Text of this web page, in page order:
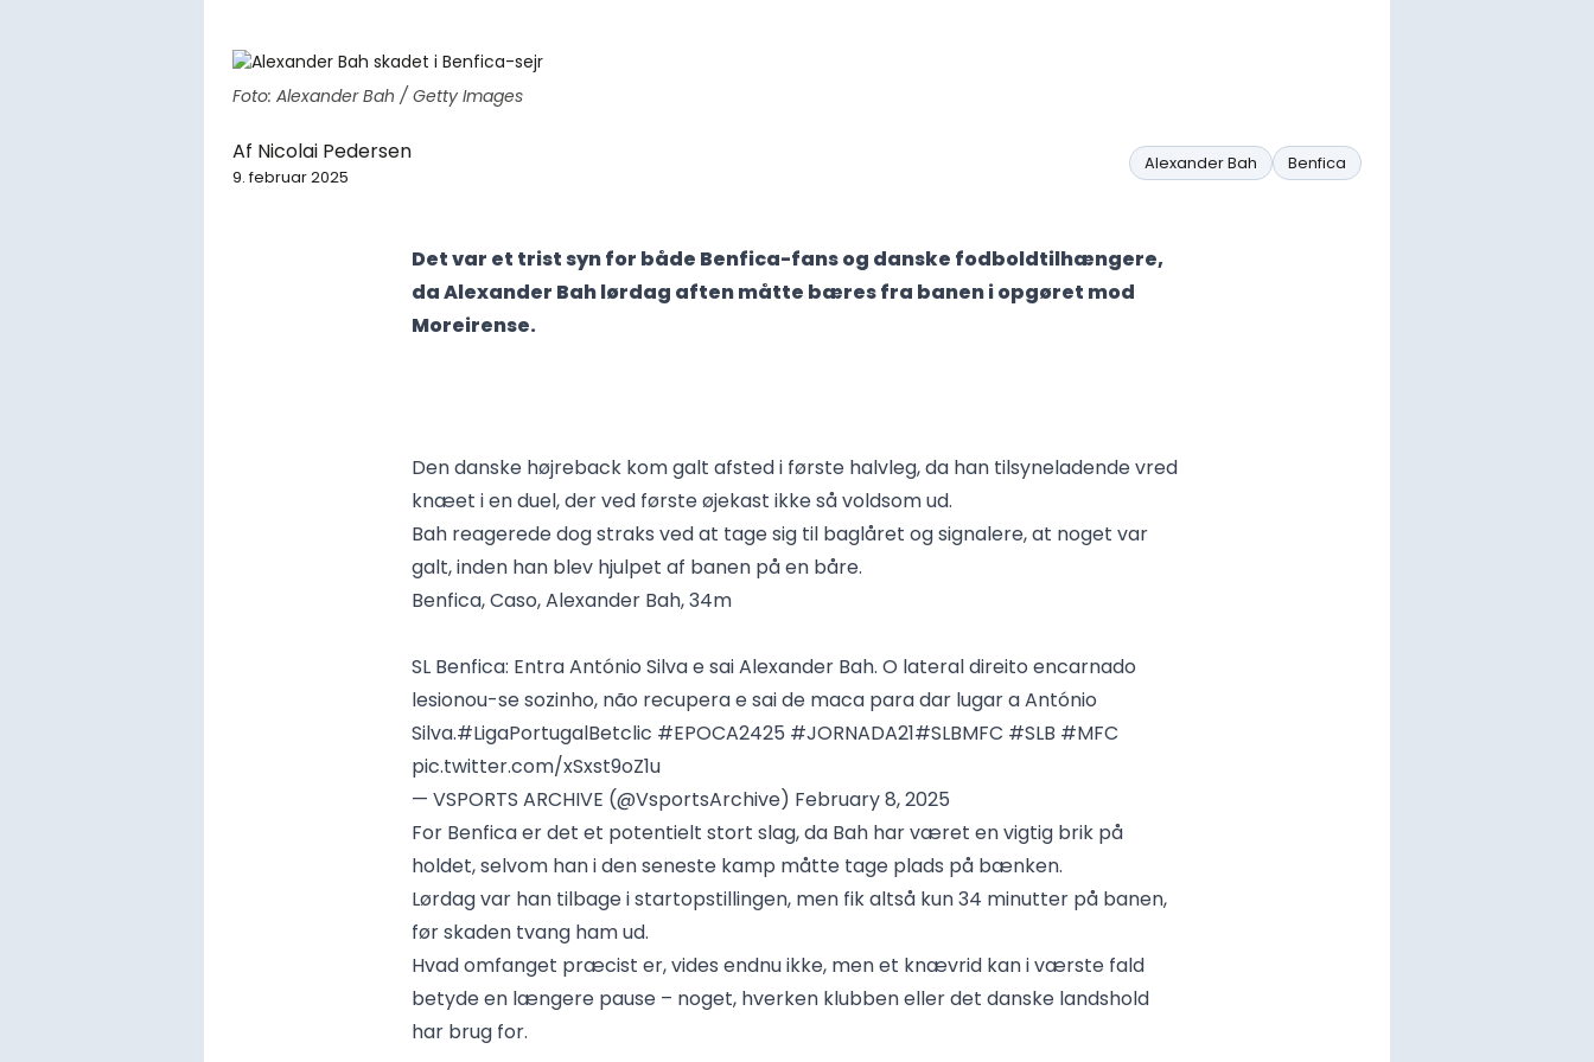
Foto: Alexander Bah / Getty Images
Af Nicolai Pedersen
9. februar 2025
Alexander Bah Benfica
Det var et trist syn for både Benfica-fans og danske fodboldtilhængere,
da Alexander Bah lørdag aften måtte bæres fra banen i opgøret mod
Moreirense.
Den danske højreback kom galt afsted i første halvleg, da han tilsyneladende vred
knæet i en duel, der ved første øjekast ikke så voldsom ud.
Bah reagerede dog straks ved at tage sig til baglåret og signalere, at noget var
galt, inden han blev hjulpet af banen på en båre.
Benfica, Caso, Alexander Bah, 34m
SL Benfica: Entra António Silva e sai Alexander Bah. O lateral direito encarnado
lesionou-se sozinho, não recupera e sai de maca para dar lugar a António
Silva.#LigaPortugalBetclic #EPOCA2425 #JORNADA21#SLBMFC #SLB #MFC
pic.twitter.com/xSxst9oZ1u
— VSPORTS ARCHIVE (@VsportsArchive) February 8, 2025
For Benfica er det et potentielt stort slag, da Bah har været en vigtig brik på
holdet, selvom han i den seneste kamp måtte tage plads på bænken.
Lørdag var han tilbage i startopstillingen, men fik altså kun 34 minutter på banen,
før skaden tvang ham ud.
Hvad omfanget præcist er, vides endnu ikke, men et knævrid kan i værste fald
betyde en længere pause – noget, hverken klubben eller det danske landshold
har brug for.